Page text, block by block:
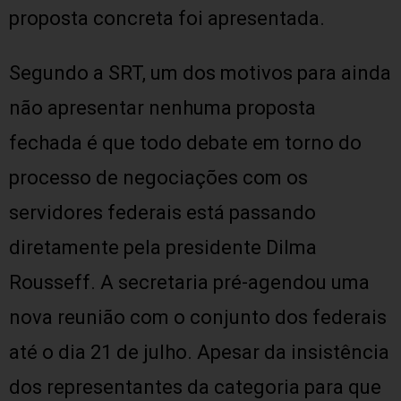
proposta concreta foi apresentada.
Segundo a SRT, um dos motivos para ainda
não apresentar nenhuma proposta
fechada é que todo debate em torno do
processo de negociações com os
servidores federais está passando
diretamente pela presidente Dilma
Rousseff. A secretaria pré-agendou uma
nova reunião com o conjunto dos federais
até o dia 21 de julho. Apesar da insistência
dos representantes da categoria para que